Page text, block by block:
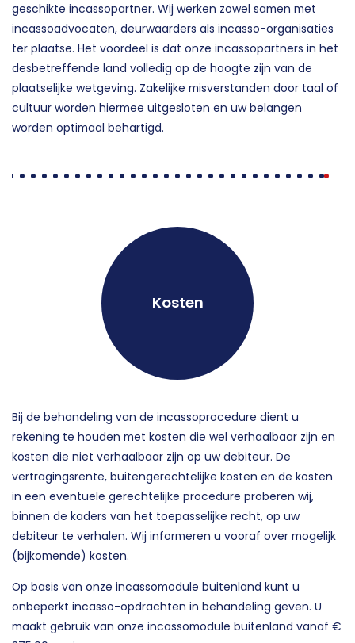
geschikte incassopartner. Wij werken zowel samen met
incassoadvocaten, deurwaarders als incasso-organisaties
ter plaatse. Het voordeel is dat onze incassopartners in het
desbetreffende land volledig op de hoogte zijn van de
plaatselijke wetgeving. Zakelijke misverstanden door taal of
cultuur worden hiermee uitgesloten en uw belangen
worden optimaal behartigd.
Kosten
Bij de behandeling van de incassoprocedure dient u
rekening te houden met kosten die wel verhaalbaar zijn en
kosten die niet verhaalbaar zijn op uw debiteur. De
vertragingsrente, buitengerechtelijke kosten en de kosten
in een eventuele gerechtelijke procedure proberen wij,
binnen de kaders van het toepasselijke recht, op uw
debiteur te verhalen. Wij informeren u vooraf over mogelijk
(bijkomende) kosten.
Op basis van onze incassomodule buitenland kunt u
onbeperkt incasso-opdrachten in behandeling geven. U
maakt gebruik van onze incassomodule buitenland vanaf €